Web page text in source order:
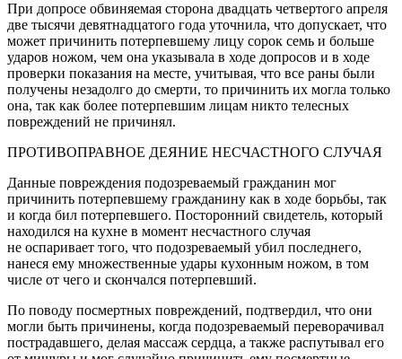
При допросе обвиняемая сторона двадцать четвертого апреля
две тысячи девятнадцатого года уточнила, что допускает, что
может причинить потерпевшему лицу сорок семь и больше
ударов ножом, чем она указывала в ходе допросов и в ходе
проверки показания на месте, учитывая, что все раны были
получены незадолго до смерти, то причинить их могла только
она, так как более потерпевшим лицам никто телесных
повреждений не причинял.
ПРОТИВОПРАВНОЕ ДЕЯНИЕ НЕСЧАСТНОГО СЛУЧАЯ
Данные повреждения подозреваемый гражданин мог
причинить потерпевшему гражданину как в ходе борьбы, так
и когда бил потерпевшего. Посторонний свидетель, который
находился на кухне в момент несчастного случая
не оспаривает того, что подозреваемый убил последнего,
нанеся ему множественные удары кухонным ножом, в том
числе от чего и скончался потерпевший.
По поводу посмертных повреждений, подтвердил, что они
могли быть причинены, когда подозреваемый переворачивал
пострадавшего, делая массаж сердца, а также распутывал его